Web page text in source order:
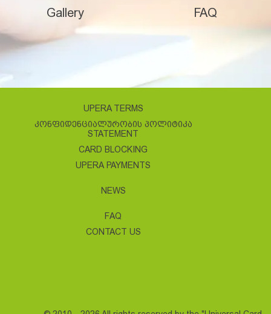
Gallery FAQ
UPERA TERMS
ᲙᲝᲜᲤᲘᲓᲔᲜᲪᲘᲐᲚᲣᲠᲝᲑᲘᲡ ᲞᲝᲚᲘᲢᲘᲙᲐ
STATEMENT
CARD BLOCKING
UPERA PAYMENTS
NEWS
FAQ
CONTACT US